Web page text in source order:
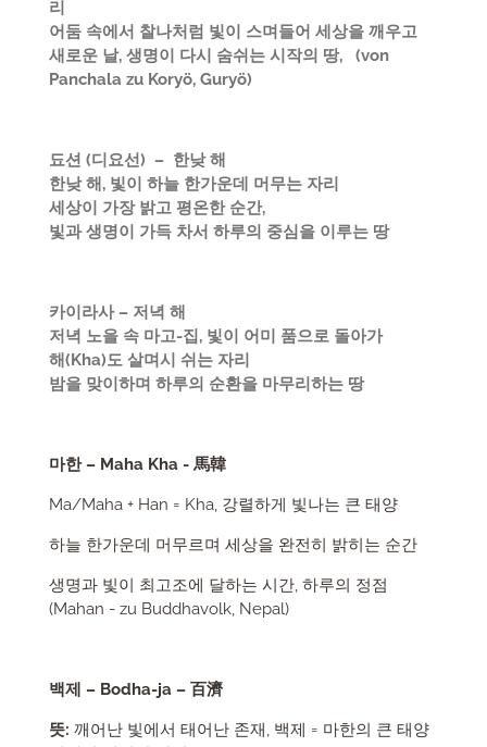
리
어둠 속에서 찰나처럼 빛이 스며들어 세상을 깨우고
새로운 날, 생명이 다시 숨쉬는 시작의 땅, (von
Panchala zu Koryö, Guryö)
됴션 (디요선) – 한낮 해
한낮 해, 빛이 하늘 한가운데 머무는 자리
세상이 가장 밝고 평온한 순간,
빛과 생명이 가득 차서 하루의 중심을 이루는 땅
카이라사 – 저녁 해
저녁 노을 속 마고-집, 빛이 어미 품으로 돌아가
해(Kha)도 살며시 쉬는 자리
밤을 맞이하며 하루의 순환을 마무리하는 땅
마한 – Maha Kha - 馬韓
Ma/Maha + Han = Kha, 강렬하게 빛나는 큰 태양
하늘 한가운데 머무르며 세상을 완전히 밝히는 순간
생명과 빛이 최고조에 달하는 시간, 하루의 정점
(Mahan - zu Buddhavolk, Nepal)
백제 – Bodha-ja – 百濟
뜻: 깨어난 빛에서 태어난 존재, 백제 = 마한의 큰 태양